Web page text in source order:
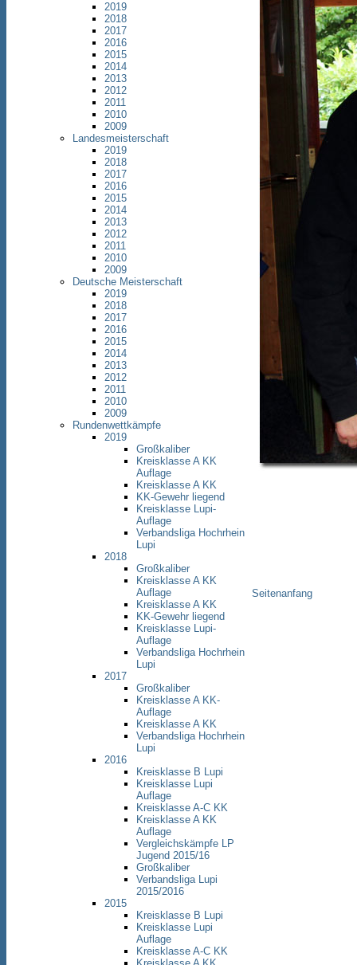
2019
2018
2017
2016
2015
2014
2013
2012
2011
2010
2009
Landesmeisterschaft
2019
2018
2017
2016
2015
2014
2013
2012
2011
2010
2009
Deutsche Meisterschaft
2019
2018
2017
2016
2015
2014
2013
2012
2011
2010
2009
Rundenwettkämpfe
2019
Großkaliber
Kreisklasse A KK
Auflage
Kreisklasse A KK
KK-Gewehr liegend
Kreisklasse Lupi-
Auflage
Verbandsliga Hochrhein
Lupi
2018
Großkaliber
Kreisklasse A KK
Auflage
Kreisklasse A KK
KK-Gewehr liegend
Kreisklasse Lupi-
Auflage
Verbandsliga Hochrhein
Lupi
2017
Großkaliber
Kreisklasse A KK-
Auflage
Kreisklasse A KK
Verbandsliga Hochrhein
Lupi
2016
Kreisklasse B Lupi
Kreisklasse Lupi
Auflage
Kreisklasse A-C KK
Kreisklasse A KK
Auflage
Vergleichskämpfe LP
Jugend 2015/16
Großkaliber
Verbandsliga Lupi
2015/2016
2015
Kreisklasse B Lupi
Kreisklasse Lupi
Auflage
Kreisklasse A-C KK
Seitenanfang